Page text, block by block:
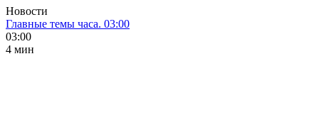
Новости
Главные темы часа. 03:00
03:00
4 мин